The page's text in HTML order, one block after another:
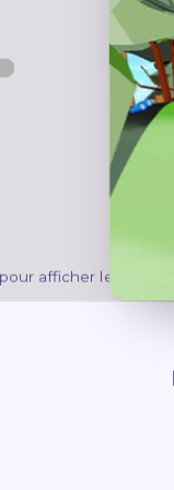
afficher le